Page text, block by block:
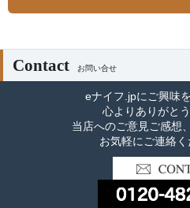
Contact お問い合せ
eナイフ.jpにご興味
心よりありがと
当店へのご意見ご感想
お気軽にご連絡く